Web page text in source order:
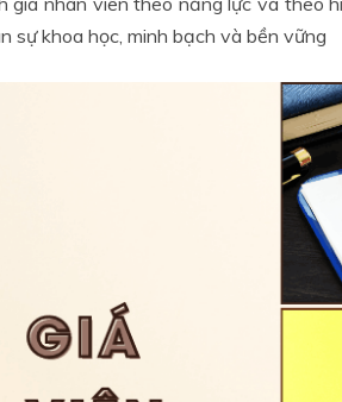
sự khoa học, minh bạch và bền vững